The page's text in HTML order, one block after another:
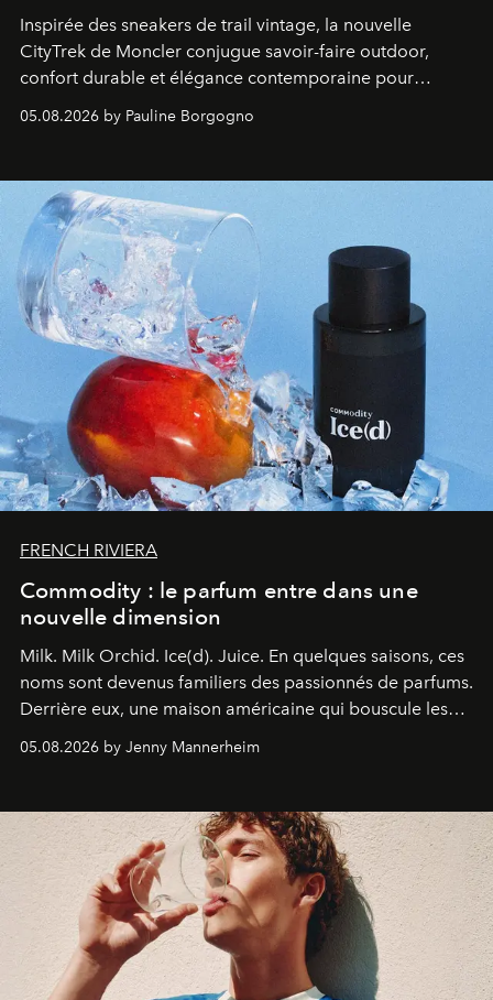
Inspirée des sneakers de trail vintage, la nouvelle
CityTrek de Moncler conjugue savoir-faire outdoor,
confort durable et élégance contemporaine pour
05.08.2026 by Pauline Borgogno
FRENCH RIVIERA
Commodity : le parfum entre dans une
nouvelle dimension
Milk. Milk Orchid. Ice(d). Juice. En quelques saisons, ces
noms sont devenus familiers des passionnés de parfums.
Derrière eux, une maison américaine qui bouscule les
une approche aussi intuitive que personnelle :
05.08.2026 by Jenny Mannerheim